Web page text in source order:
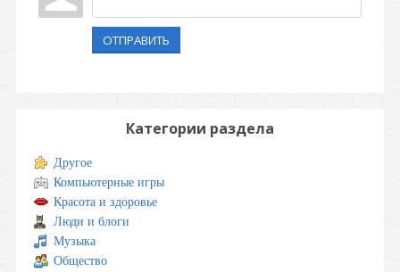
ОТПРАВИТЬ
Категории раздела
Другое
Компьютерные игры
Красота и здоровье
Люди и блоги
Музыка
Общество